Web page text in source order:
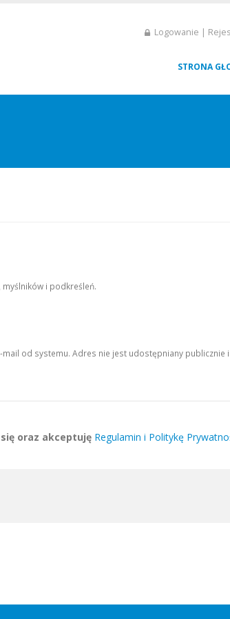
Logowanie |
STRONA
i podkreśleń.
od systemu. Adres nie jest udostępniany publicznie
się oraz akceptuję Regulamin i Politykę